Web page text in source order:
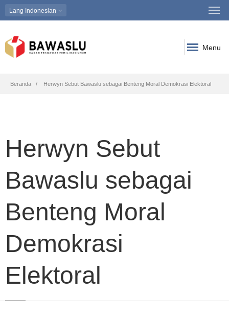
Lang Indonesian
Menu
Breadcrumb
Beranda Herwyn Sebut Bawaslu sebagai Benteng Moral Demokrasi Elektoral
Herwyn Sebut
Bawaslu sebagai
Benteng Moral
Demokrasi
Elektoral